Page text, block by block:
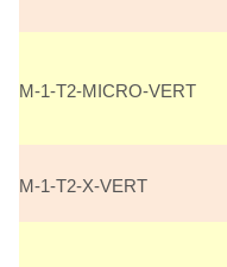
M-1-T2-MICRO-VERT
M-1-T2-X-VERT